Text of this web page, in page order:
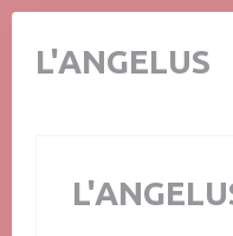
Personnalisation de vos
L'ANGELUS